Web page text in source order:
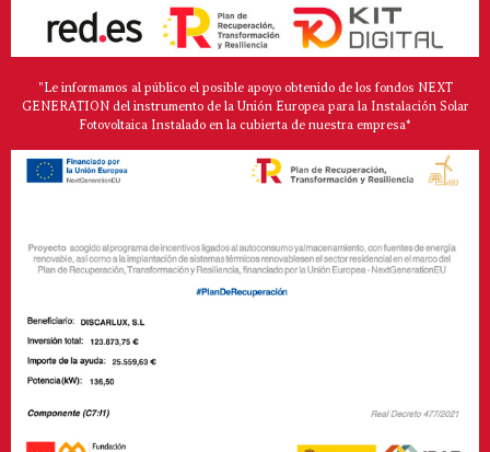
"Le informamos al público el posible apoyo obtenido de los fondos NEXT
GENERATION del instrumento de la Unión Europea para la Instalación Solar
Fotovoltaica Instalado en la cubierta de nuestra empresa*